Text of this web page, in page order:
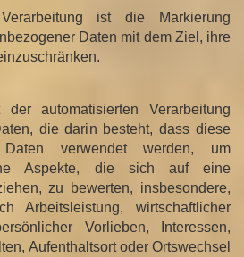
ist die Markierung
Daten mit dem Ziel, ihre
automatisierten Verarbeitung
die darin besteht, dass diese
Daten verwendet werden, um
Aspekte, die sich auf eine
zu bewerten, insbesondere,
Arbeitsleistung, wirtschaftlicher
Vorlieben, Interessen,
Aufenthaltsort oder Ortswechsel